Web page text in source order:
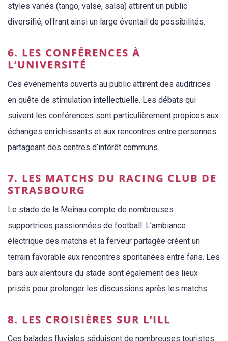
styles variés (tango, valse, salsa) attirent un public
diversifié, offrant ainsi un large éventail de possibilités.
6. LES CONFÉRENCES À
L’UNIVERSITÉ
Ces événements ouverts au public attirent des auditrices
en quête de stimulation intellectuelle. Les débats qui
suivent les conférences sont particulièrement propices aux
échanges enrichissants et aux rencontres entre personnes
partageant des centres d’intérêt communs.
7. LES MATCHS DU RACING CLUB DE
STRASBOURG
Le stade de la Meinau compte de nombreuses
supportrices passionnées de football. L’ambiance
électrique des matchs et la ferveur partagée créent un
terrain favorable aux rencontres spontanées entre fans. Les
bars aux alentours du stade sont également des lieux
prisés pour prolonger les discussions après les matchs.
8. LES CROISIÈRES SUR L’ILL
Ces balades fluviales séduisent de nombreuses touristes